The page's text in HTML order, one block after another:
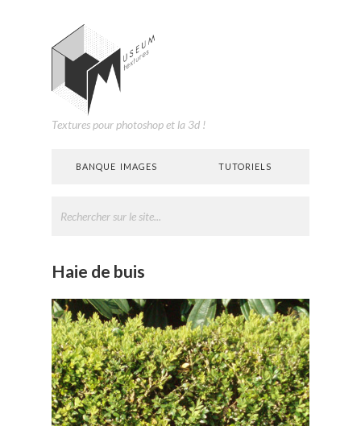
Textures pour photoshop et la 3d !
BANQUE IMAGES TUTORIELS
Haie de buis